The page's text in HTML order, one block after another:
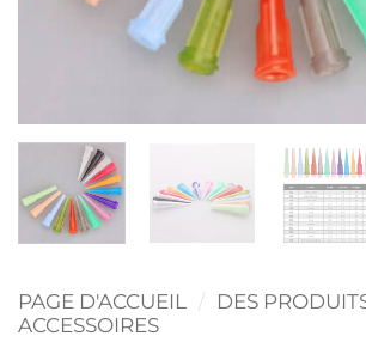
PAGE D'ACCUEIL / DES
ACCESSOIRES